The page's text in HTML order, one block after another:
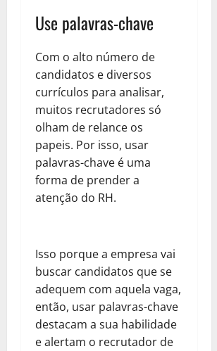
Use palavras-chave
Com o alto número de
candidatos e diversos
currículos para analisar,
muitos recrutadores só
olham de relance os
papeis. Por isso, usar
palavras-chave é uma
forma de prender a
atenção do RH.
Isso porque a empresa vai
buscar candidatos que se
adequem com aquela vaga,
então, usar palavras-chave
destacam a sua habilidade
e alertam o recrutador de